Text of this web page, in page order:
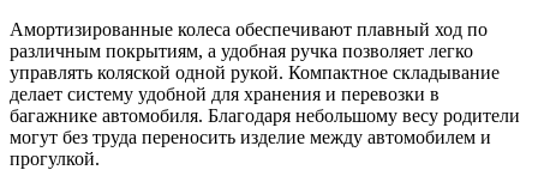
Амортизированные колеса обеспечивают плавный ход по
различным покрытиям, а удобная ручка позволяет легко
управлять коляской одной рукой. Компактное складывание
делает систему удобной для хранения и перевозки в
багажнике автомобиля. Благодаря небольшому весу родители
могут без труда переносить изделие между автомобилем и
прогулкой.